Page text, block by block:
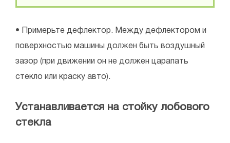
• Примерьте дефлектор. Между дефлектором и
поверхностью машины должен быть воздушный
зазор (при движении он не должен царапать
стекло или краску авто).
Устанавливается на стойку лобового
стекла